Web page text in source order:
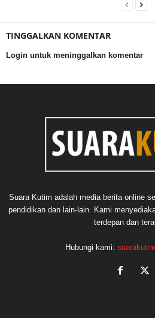
TINGGALKAN KOMENTAR
Login untuk meninggalkan komentar
Suara Kutim adalah media berita online
pendidikan dan lain-lain. Kami
terdepan dan
Hubungi kami: